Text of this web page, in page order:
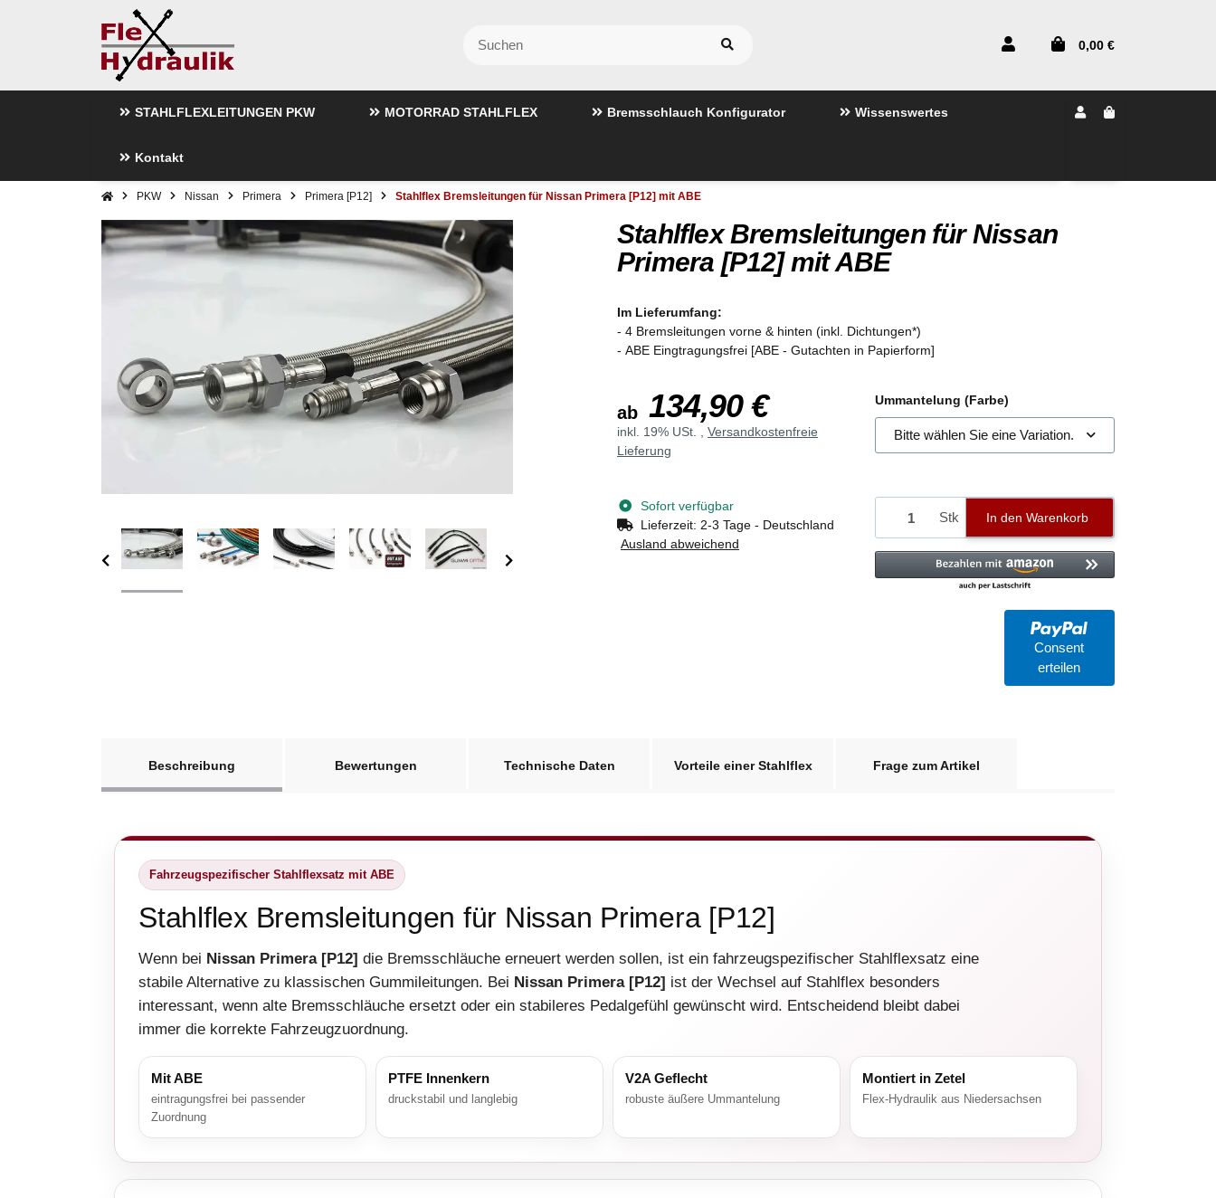
0,00 €
STAHLFLEXLEITUNGEN PKW MOTORRAD STAHLFLEX Bremsschlauch Konfigurator Wissenswertes
Kontakt
PKW Nissan Primera Primera [P12] Stahlflex Bremsleitungen für Nissan Primera [P12] mit ABE
Stahlflex Bremsleitungen für Nissan
Primera [P12] mit ABE
Im Lieferumfang:
- 4 Bremsleitungen vorne & hinten (inkl. Dichtungen*)
- ABE Eingtragungsfrei [ABE - Gutachten in Papierform]
ab 134,90 €
inkl. 19% USt. , Versandkostenfreie
Lieferung
Sofort verfügbar
Lieferzeit: 2-3 Tage - Deutschland
Ausland abweichend
Ummantelung (Farbe)
Bitte wählen Sie eine Variation.
Stk In den Warenkorb
Consent
erteilen
Beschreibung
Bewertungen Technische Daten Vorteile einer Stahlflex Frage zum Artikel
Fahrzeugspezifischer Stahlflexsatz mit ABE
Stahlflex Bremsleitungen für Nissan Primera [P12]
Wenn bei Nissan Primera [P12] die Bremsschläuche erneuert werden sollen, ist ein fahrzeugspezifischer Stahlflexsatz eine
stabile Alternative zu klassischen Gummileitungen. Bei Nissan Primera [P12] ist der Wechsel auf Stahlflex besonders
interessant, wenn alte Bremsschläuche ersetzt oder ein stabileres Pedalgefühl gewünscht wird. Entscheidend bleibt dabei
immer die korrekte Fahrzeugzuordnung.
Mit ABE
eintragungsfrei bei passender
Zuordnung
PTFE Innenkern
druckstabil und langlebig
V2A Geflecht
robuste äußere Ummantelung
Montiert in Zetel
Flex-Hydraulik aus Niedersachsen